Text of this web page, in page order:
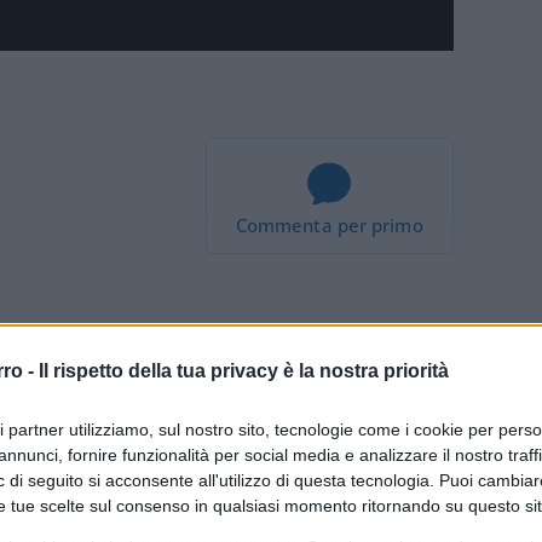
- Il rispetto della tua privacy è la nostra priorità
partner utilizziamo, sul nostro sito, tecnologie come i cookie per
fornire funzionalità per social media e analizzare il nostro
di seguito si acconsente all'utilizzo di questa tecnologia. Puoi
tue scelte sul consenso in qualsiasi momento ritornando su questo
Commenta per primo
nel semestre
profitti nei primi sei mesi 2026. Il risiko